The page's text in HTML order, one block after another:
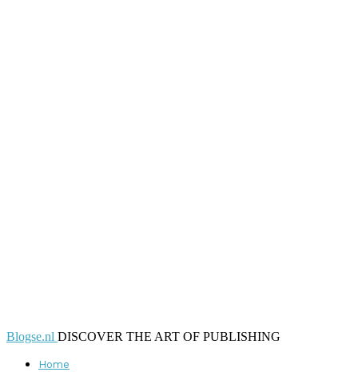
Blogse.nl DISCOVER THE ART OF PUBLISHING
Home